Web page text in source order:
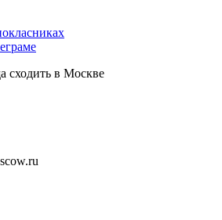
в Москве